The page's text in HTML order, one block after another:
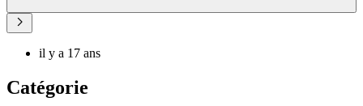
il y a 17 ans
Catégorie